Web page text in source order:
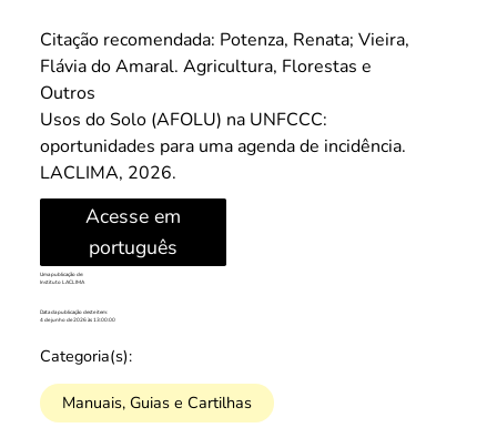
Citação recomendada: Potenza, Renata; Vieira,
Flávia do Amaral. Agricultura, Florestas e
Outros
Usos do Solo (AFOLU) na UNFCCC:
oportunidades para uma agenda de incidência.
LACLIMA, 2026.
Acesse em
português
Uma publicação de:
Instituto LACLIMA
Data da publicação deste item:
4 de junho de 2026 às 13:00:00
Categoria(s):
Manuais, Guias e Cartilhas